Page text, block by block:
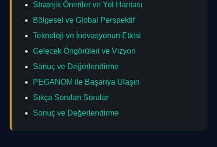
Stratejik Öneriler ve Yol Haritası
Bölgesel ve Global Perspektif
Teknoloji ve İnovasyonun Etkisi
Gelecek Öngörüleri ve Vizyon
Sonuç ve Değerlendirme
PEGANOM ile Başarıya Ulaşın
Sıkça Sorulan Sorular
Sonuç ve Değerlendirme